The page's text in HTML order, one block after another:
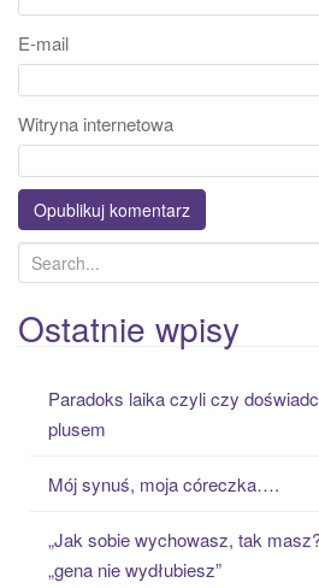
E-mail
Witryna internetowa
e
a
r
Ostatnie wpisy
Paradoks laika czyli czy
plusem
Mój synuś, moja córeczka….
„Jak sobie wychowasz, tak
„gena nie wydłubiesz”